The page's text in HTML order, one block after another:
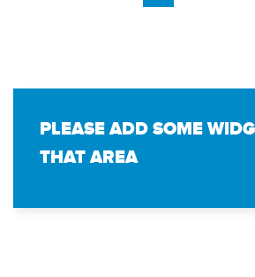
PLEASE ADD SOME
THAT AREA